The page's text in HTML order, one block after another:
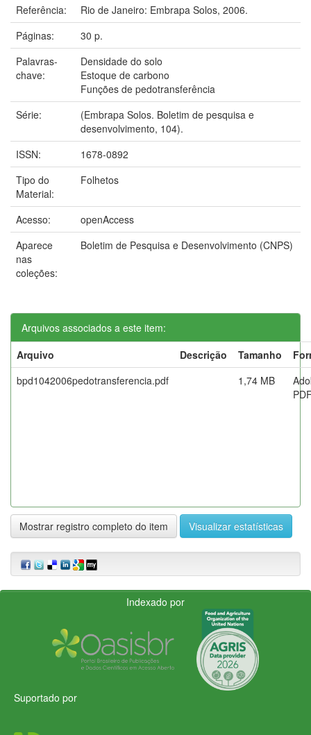
Referência:
Rio de Janeiro: Embrapa Solos, 2006.
Páginas:
30 p.
Palavras-
chave:
Densidade do solo
Estoque de carbono
Funções de pedotransferência
Série:
(Embrapa Solos. Boletim de pesquisa e
desenvolvimento, 104).
ISSN:
1678-0892
Tipo do
Material:
Folhetos
Acesso:
openAccess
Aparece
nas
coleções:
Boletim de Pesquisa e Desenvolvimento (CNPS)
Arquivos associados a este item:
Arquivo
Descrição Tamanho
bpd1042006pedotransferencia.pdf
1,74 MB
Mostrar registro completo do item Visualizar estatísticas
Indexado por
Suportado por